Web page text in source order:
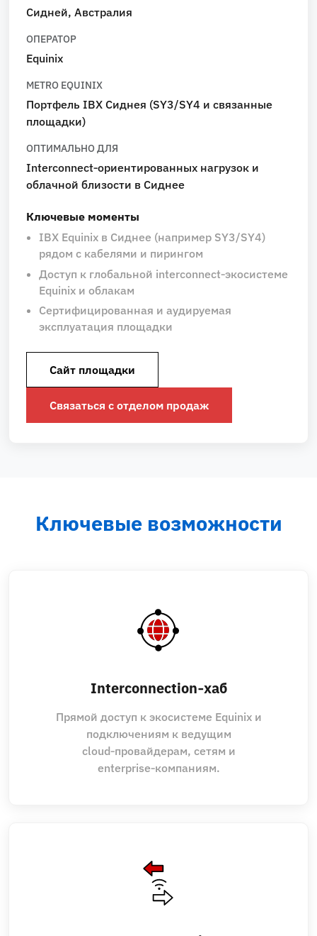
Сидней, Австралия
ОПЕРАТОР
Equinix
METRO EQUINIX
Портфель IBX Сиднея (SY3/SY4 и связанные
площадки)
ОПТИМАЛЬНО ДЛЯ
Interconnect‑ориентированных нагрузок и
облачной близости в Сиднее
Ключевые моменты
IBX Equinix в Сиднее (например SY3/SY4)
рядом с кабелями и пирингом
Доступ к глобальной interconnect‑экосистеме
Equinix и облакам
Сертифицированная и аудируемая
эксплуатация площадки
Сайт площадки
Связаться с отделом продаж
Ключевые возможности
Interconnection‑хаб
Прямой доступ к экосистеме Equinix и
подключениям к ведущим
cloud‑провайдерам, сетям и
enterprise‑компаниям.